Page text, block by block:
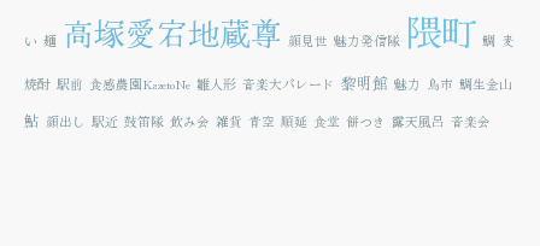
い 麺 高塚愛宕地蔵尊 顔見世 魅力発信隊 隈町 鯛 麦
焼酎 駅前 食感農園KazetoNe 雛人形 音楽大パレード 黎明館 魅力 鳥市 鯛生金山
鮎 顔出し 駅近 鼓笛隊 飲み会 雑貨 青空 順延 食堂 餅つき 露天風呂 音楽会